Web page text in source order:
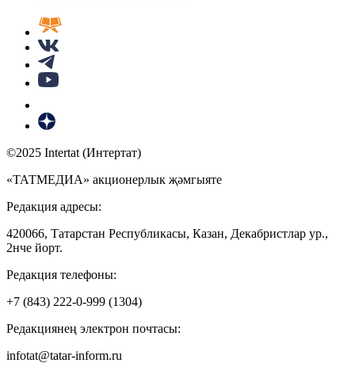
©2025 Intertat (Интертат)
«ТАТМЕДИА» акционерлык җәмгыяте
Редакция адресы:
420066, Татарстан Республикасы, Казан, Декабристлар ур.,
2нче йорт.
Редакция телефоны:
+7 (843) 222-0-999 (1304)
Редакциянең электрон почтасы:
infotat@tatar-inform.ru